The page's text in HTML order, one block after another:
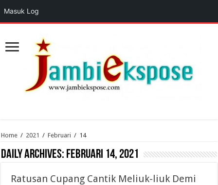
Home / 2021 / Februari / 14
Daily Archives: Februari 14, 2021
Ratusan Cupang Cantik Meliuk-liuk Demi
Masuk Log